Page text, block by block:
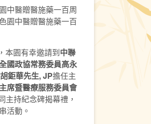
中醫贈醫施藥一百周
園中醫贈醫施藥一百
本園有幸邀請到中聯
國政協常務委員高永
鉅華先生, JP擔任主
席暨醫療服務委員會
主持紀念碑揭幕禮，
活動。